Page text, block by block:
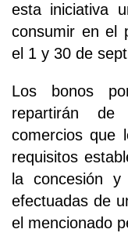
esta iniciativa
consumir en el
el 1 y 30 de
Los bonos
repartirán
comercios que
requisitos
la concesión
efectuadas de
el mencionado